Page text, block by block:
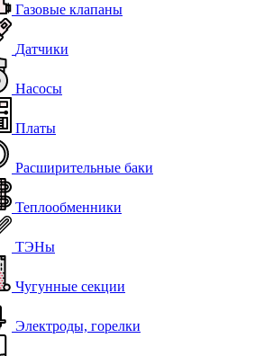
Газовые клапаны
Датчики
Насосы
Платы
Расширительные баки
Теплообменники
ТЭНы
Чугунные секции
Электроды, горелки